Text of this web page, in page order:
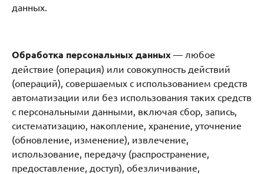
данных.
Обработка персональных данных — любое
действие (операция) или совокупность действий
(операций), совершаемых с использованием средств
автоматизации или без использования таких средств
с персональными данными, включая сбор, запись,
систематизацию, накопление, хранение, уточнение
(обновление, изменение), извлечение,
использование, передачу (распространение,
предоставление, доступ), обезличивание,